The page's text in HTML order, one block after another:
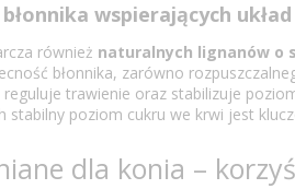
wspierających
również naturalnych lignanów o
błonnika, zarówno
trawienie oraz stabilizuje
stabilny poziom cukru we krwi jest
dla konia –